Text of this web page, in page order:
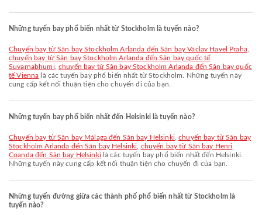
Những tuyến bay phổ biến nhất từ Stockholm là tuyến nào?
chuyến bay từ Sân bay Stockholm Arlanda đến Sân bay Václav Havel Praha,
chuyến bay từ Sân bay Stockholm Arlanda đến Sân bay quốc tế
Suvarnabhumi chuyến bay từ Sân bay Stockholm Arlanda đến Sân bay quốc
tế Vienna là các tuyến bay phổ biến nhất từ Stockholm. Những tuyến này
cung cấp kết nối thuận tiện cho chuyến đi của bạn.
Những tuyến bay phổ biến nhất đến Helsinki là tuyến nào?
chuyến bay từ Sân bay Málaga đến Sân bay Helsinki ,chuyến bay từ Sân bay
Stockholm Arlanda đến Sân bay Helsinki
chuyến bay từ Sân bay Henri
Coanda đến Sân bay Helsinki là các tuyến bay phổ biến nhất đến Helsinki.
Những tuyến này cung cấp kết nối thuận tiện cho chuyến đi của bạn.
Những tuyến đường giữa các thành phố phổ biến nhất từ Stockholm là
tuyến nào?